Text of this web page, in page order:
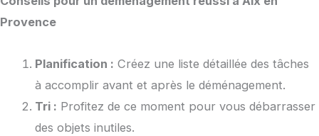
Provence
Planification : Créez une liste détaillée des tâches
à accomplir avant et après le déménagement.
Tri : Profitez de ce moment pour vous débarrasser
des objets inutiles.